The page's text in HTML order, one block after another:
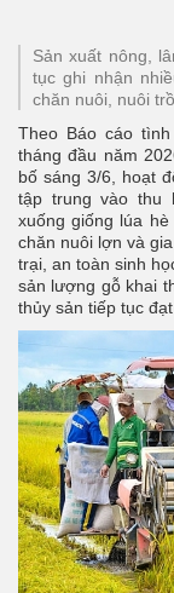
Sản xuất nông,
tục ghi nhận
chăn nuôi, nuôi
Theo Báo cáo
tháng đầu năm
bố sáng 3/6, hoạt
tập trung vào thu
xuống giống lúa
chăn nuôi lợn và
trại, an toàn sinh
sản lượng gỗ khai
thủy sản tiếp tục